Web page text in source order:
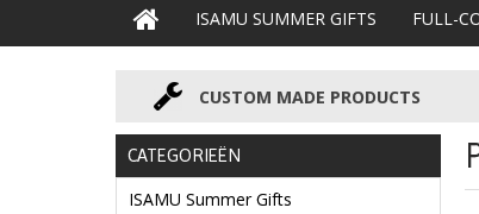
ISAMU SUMMER GIFTS FULL-
CUSTOM MADE PRODUCTS
CATEGORIEËN
ISAMU Summer Gifts